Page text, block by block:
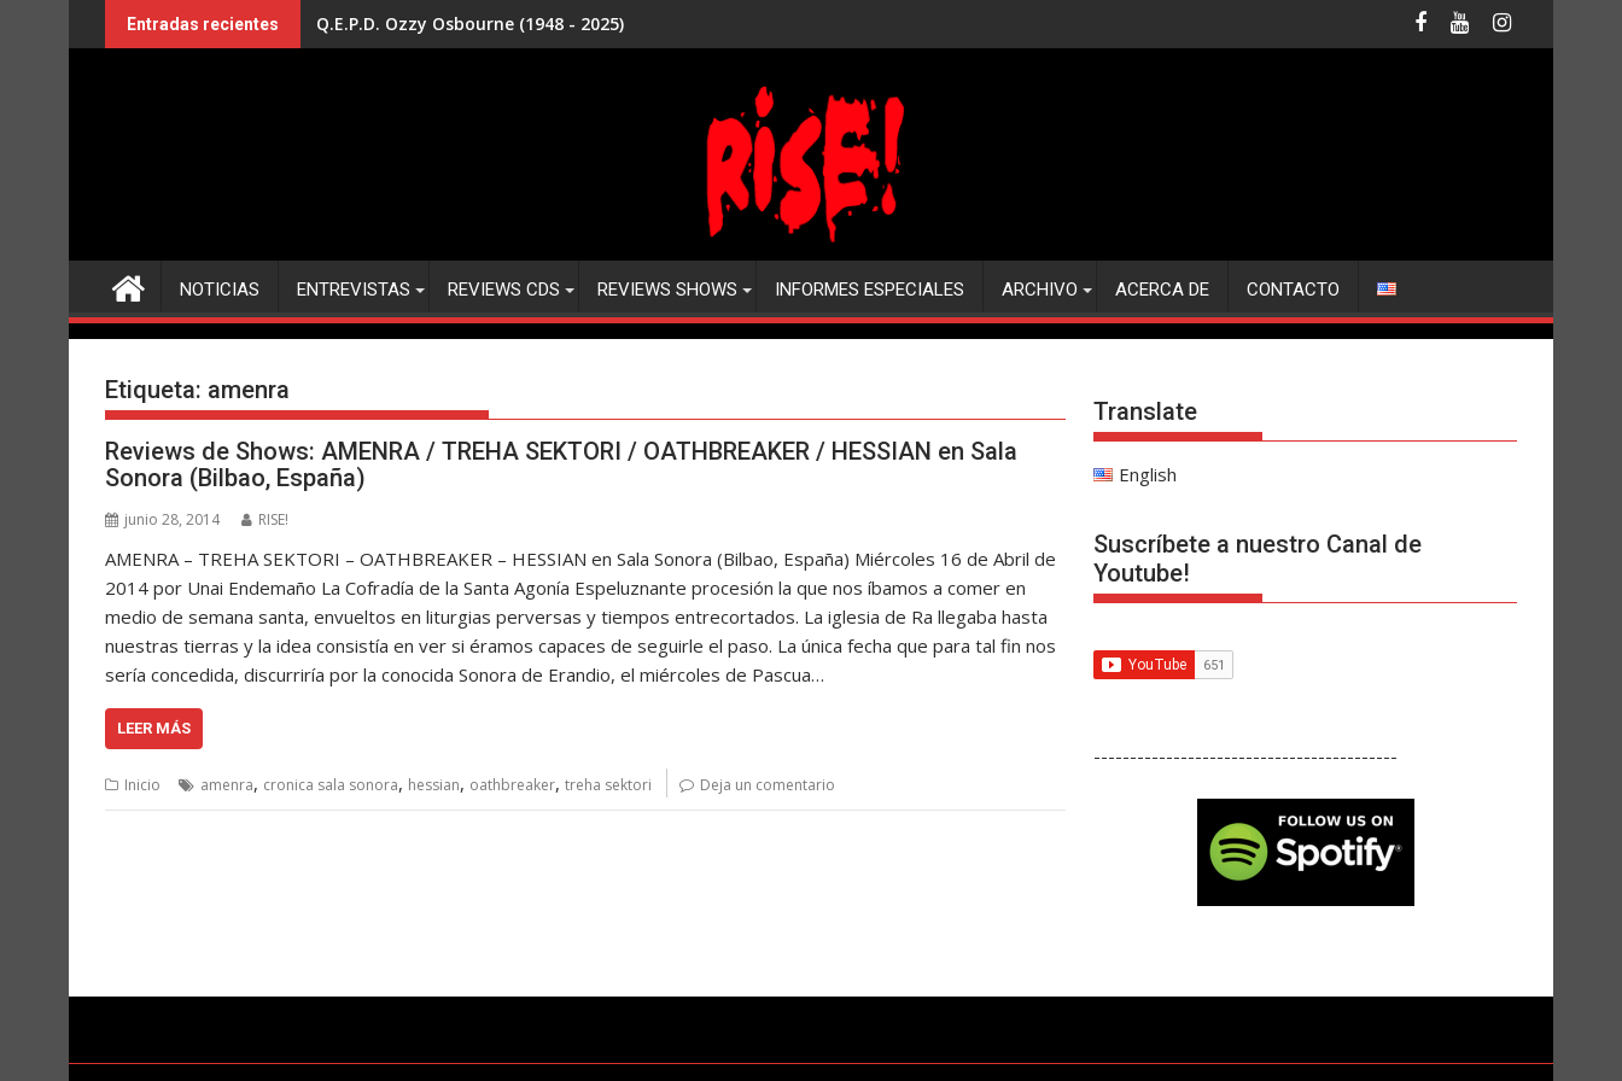
al
Entradas recientes Q.E.P.D. Ozzy Osbourne (1948 - 2025)
NOTICIAS ENTREVISTAS REVIEWS CDS REVIEWS SHOWS INFORMES ESPECIALES ARCHIVO ACERCA DE CONTACTO
Etiqueta: amenra
Reviews de Shows: AMENRA / TREHA SEKTORI / OATHBREAKER / HESSIAN en Sala
Sonora (Bilbao, España)
junio 28, 2014 RISE!
AMENRA – TREHA SEKTORI – OATHBREAKER – HESSIAN en Sala Sonora (Bilbao, España) Miércoles 16 de Abril de
2014 por Unai Endemaño La Cofradía de la Santa Agonía Espeluznante procesión la que nos íbamos a comer en
medio de semana santa, envueltos en liturgias perversas y tiempos entrecortados. La iglesia de Ra llegaba hasta
nuestras tierras y la idea consistía en ver si éramos capaces de seguirle el paso. La única fecha que para tal fin nos
sería concedida, discurriría por la conocida Sonora de Erandio, el miércoles de Pascua…
LEER MÁS
Inicio amenra, cronica sala sonora, hessian, oathbreaker, treha sektori Deja un comentario
Translate
English
Suscríbete a nuestro Canal de
Youtube!
------------------------------------------